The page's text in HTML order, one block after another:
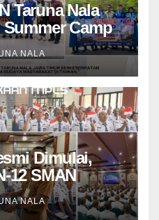
Taruna Nala
Camp
Taiwan
NALA
Dimulai,
12 SMAN
Timur Siap
Baru
NALA